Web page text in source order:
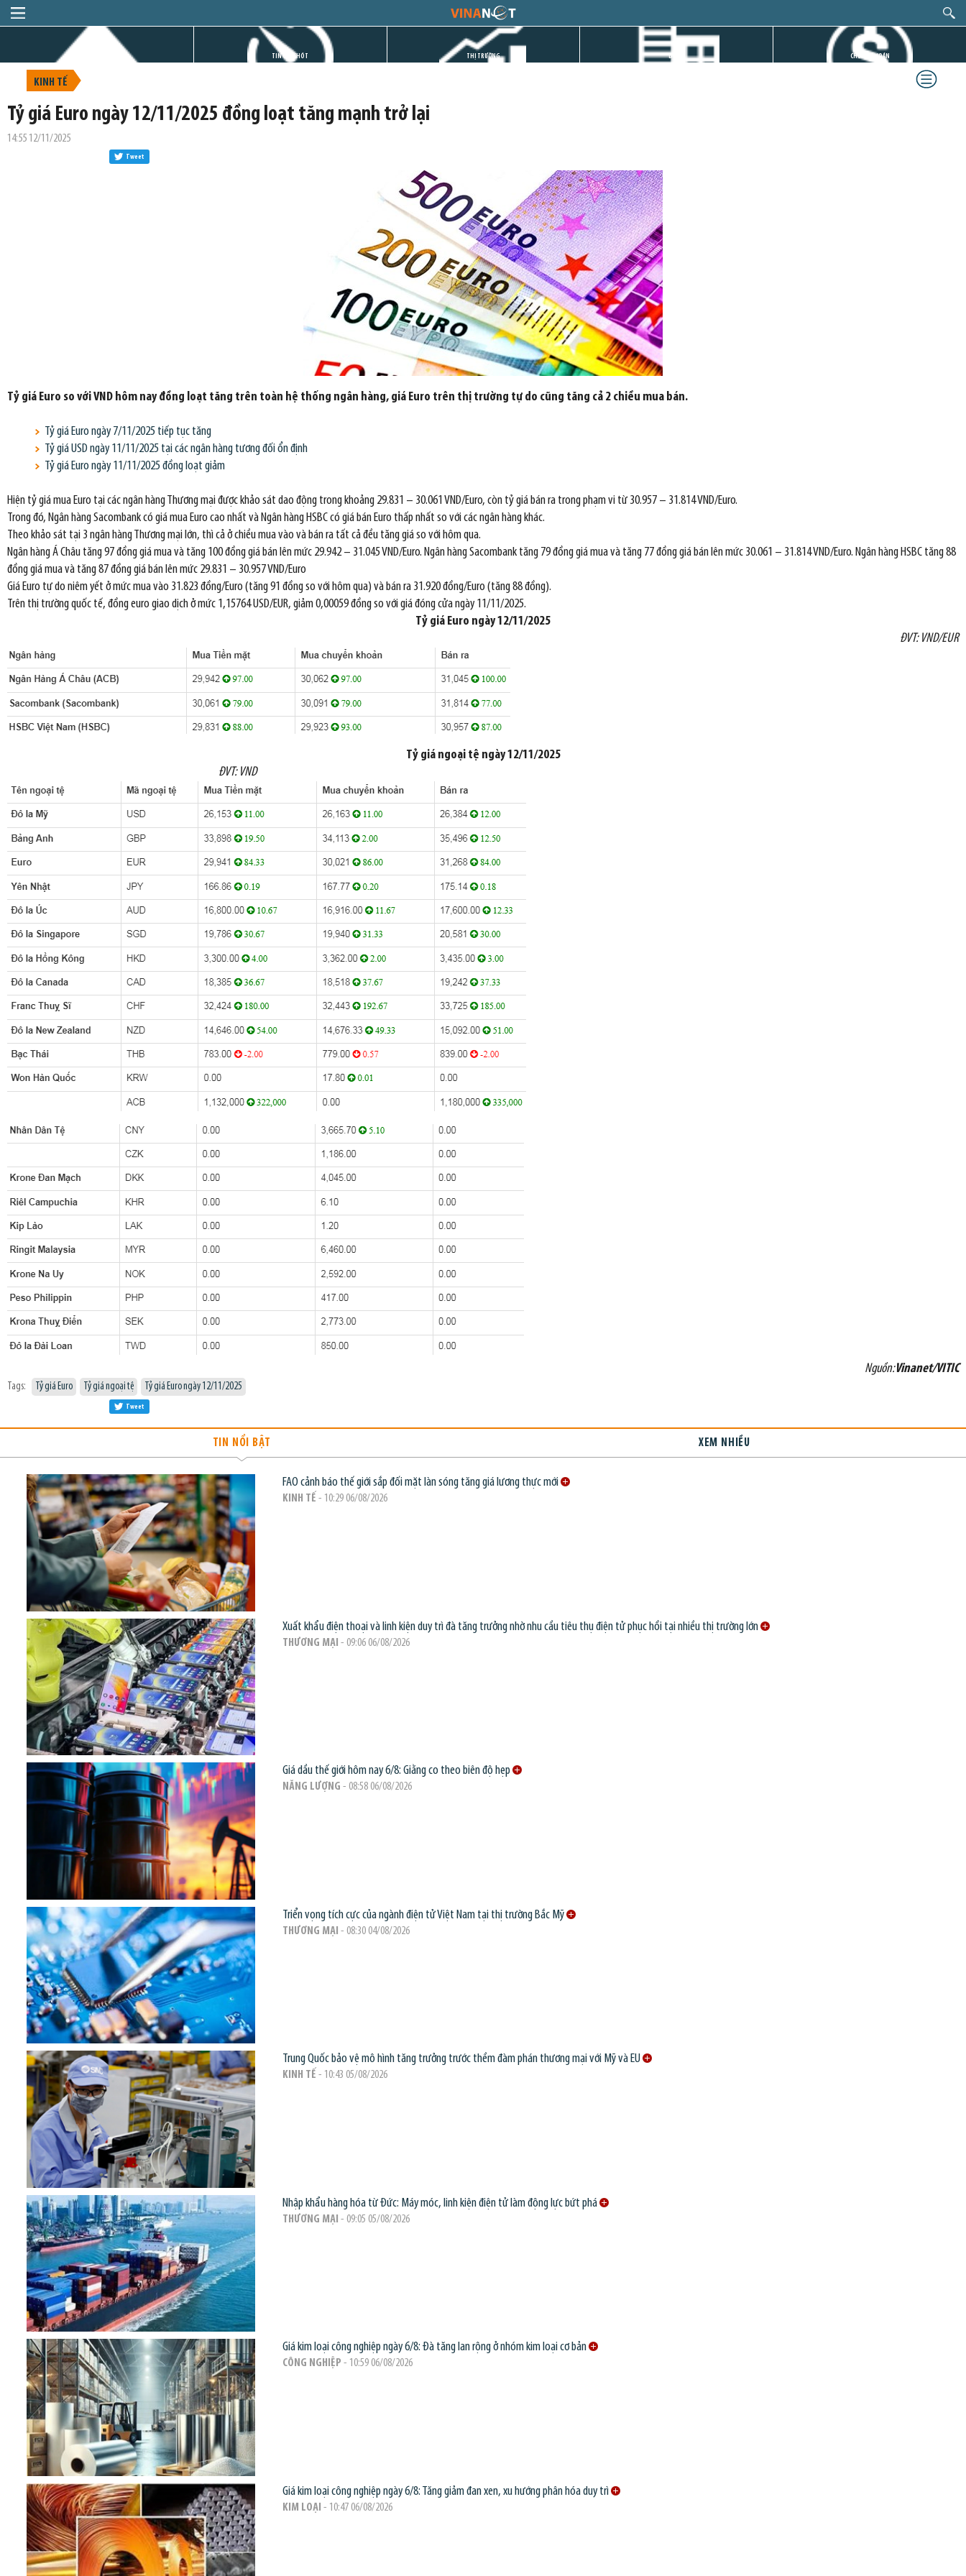
TIN GIỜ CHÓT THỊ TRƯỜNG DỰ ÁN CHỨNG KHOÁN
KINH TẾ
Tỷ giá Euro ngày 12/11/2025 đồng loạt tăng mạnh trở lại
14:55 12/11/2025
Tweet
Tỷ giá Euro so với VND hôm nay đồng loạt tăng trên toàn hệ thống ngân hàng, giá Euro trên thị trường tự do cũng tăng cả 2 chiều mua bán.
Tỷ giá Euro ngày 7/11/2025 tiếp tục tăng
Tỷ giá USD ngày 11/11/2025 tại các ngân hàng tương đối ổn định
Tỷ giá Euro ngày 11/11/2025 đồng loạt giảm
Hiện tỷ giá mua Euro tại các ngân hàng Thương mại được khảo sát dao động trong khoảng 29.831 – 30.061 VND/Euro, còn tỷ giá bán ra trong phạm vi từ 30.957 – 31.814 VND/Euro.
Trong đó, Ngân hàng Sacombank có giá mua Euro cao nhất và Ngân hàng HSBC có giá bán Euro thấp nhất so với các ngân hàng khác.
Theo khảo sát tại 3 ngân hàng Thương mại lớn, thì cả ở chiều mua vào và bán ra tất cả đều tăng giá so với hôm qua.
Ngân hàng Á Châu tăng 97 đồng giá mua và tăng 100 đồng giá bán lên mức 29.942 – 31.045 VND/Euro. Ngân hàng Sacombank tăng 79 đồng giá mua và tăng 77 đồng giá bán lên mức 30.061 – 31.814 VND/Euro. Ngân hàng HSBC tăng 88
đồng giá mua và tăng 87 đồng giá bán lên mức 29.831 – 30.957 VND/Euro
Giá Euro tự do niêm yết ở mức mua vào 31.823 đồng/Euro (tăng 91 đồng so với hôm qua) và bán ra 31.920 đồng/Euro (tăng 88 đồng).
Trên thị trường quốc tế, đồng euro giao dịch ở mức 1,15764 USD/EUR, giảm 0,00059 đồng so với giá đóng cửa ngày 11/11/2025.
Tỷ giá Euro ngày12/11/2025
ĐVT: VND/EUR
Tỷ giá ngoại tệ ngày12/11/2025
ĐVT: VND
Nguồn:Vinanet/VITIC
Tags: Tỷ giá Euro Tỷ giá ngoại tệ Tỷ giá Euro ngày 12/11/2025
Tweet
TIN NỔI BẬT XEM NHIỀU
FAO cảnh báo thế giới sắp đối mặt làn sóng tăng giá lương thực mới
KINH TẾ - 10:29 06/08/2026
Xuất khẩu điện thoại và linh kiện duy trì đà tăng trưởng nhờ nhu cầu tiêu thụ điện tử phục hồi tại nhiều thị trường lớn
THƯƠNG MẠI - 09:06 06/08/2026
Giá dầu thế giới hôm nay 6/8: Giằng co theo biên độ hẹp
NĂNG LƯỢNG - 08:58 06/08/2026
Triển vọng tích cực của ngành điện tử Việt Nam tại thị trường Bắc Mỹ
THƯƠNG MẠI - 08:30 04/08/2026
Trung Quốc bảo vệ mô hình tăng trưởng trước thềm đàm phán thương mại với Mỹ và EU
KINH TẾ - 10:43 05/08/2026
Nhập khẩu hàng hóa từ Đức: Máy móc, linh kiện điện tử làm động lực bứt phá
THƯƠNG MẠI - 09:05 05/08/2026
Giá kim loại công nghiệp ngày 6/8: Đà tăng lan rộng ở nhóm kim loại cơ bản
CÔNG NGHIỆP - 10:59 06/08/2026
Giá kim loại công nghiệp ngày 6/8: Tăng giảm đan xen, xu hướng phân hóa duy trì
KIM LOẠI - 10:47 06/08/2026